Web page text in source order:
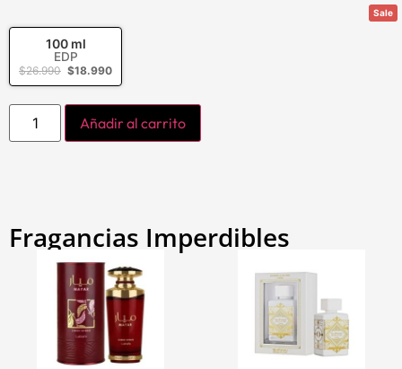
Sale
100 ml
EDP
$26.990 $18.990
Añadir al carrito
Fragancias Imperdibles